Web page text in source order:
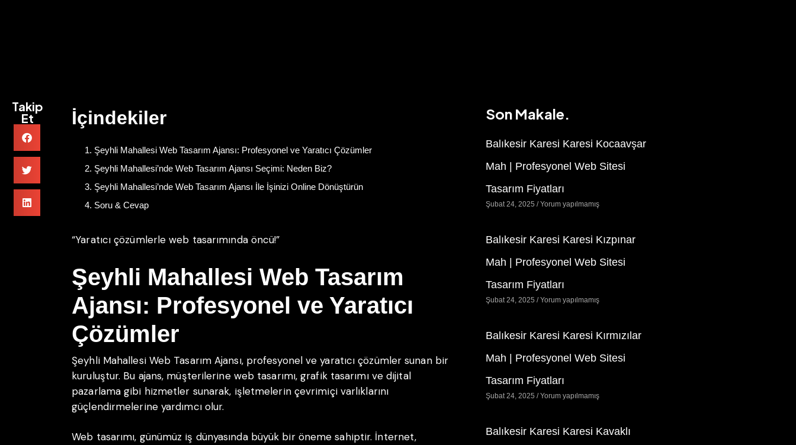
Takip
Et
İçindekiler
Şeyhli Mahallesi Web Tasarım Ajansı: Profesyonel ve Yaratıcı Çözümler
Şeyhli Mahallesi’nde Web Tasarım Ajansı Seçimi: Neden Biz?
Şeyhli Mahallesi’nde Web Tasarım Ajansı İle İşinizi Online Dönüştürün
Soru & Cevap
“Yaratıcı çözümlerle web tasarımında öncü!”
Şeyhli Mahallesi Web Tasarım
Ajansı: Profesyonel ve Yaratıcı
Çözümler
Şeyhli Mahallesi Web Tasarım Ajansı, profesyonel ve yaratıcı çözümler sunan bir
kuruluştur. Bu ajans, müşterilerine web tasarımı, grafik tasarımı ve dijital
pazarlama gibi hizmetler sunarak, işletmelerin çevrimiçi varlıklarını
güçlendirmelerine yardımcı olur.
Web tasarımı, günümüz iş dünyasında büyük bir öneme sahiptir. İnternet,
Son Makale.
Balıkesir Karesi Karesi Kocaavşar
Mah | Profesyonel Web Sitesi
Tasarım Fiyatları
Şubat 24, 2025 Yorum yapılmamış
Balıkesir Karesi Karesi Kızpınar
Mah | Profesyonel Web Sitesi
Tasarım Fiyatları
Şubat 24, 2025 Yorum yapılmamış
Balıkesir Karesi Karesi Kırmızılar
Mah | Profesyonel Web Sitesi
Tasarım Fiyatları
Şubat 24, 2025 Yorum yapılmamış
Balıkesir Karesi Karesi Kavaklı